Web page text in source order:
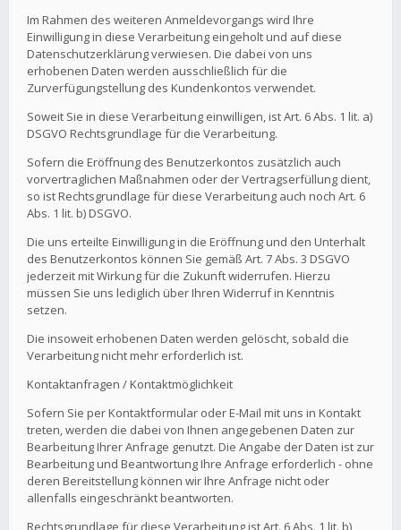
Im Rahmen des weiteren Anmeldevorgangs wird Ihre
Einwilligung in diese Verarbeitung eingeholt und auf diese
Datenschutzerklärung verwiesen. Die dabei von uns
erhobenen Daten werden ausschließlich für die
Zurverfügungstellung des Kundenkontos verwendet.
Soweit Sie in diese Verarbeitung einwilligen, ist Art. 6 Abs. 1 lit. a)
DSGVO Rechtsgrundlage für die Verarbeitung.
Sofern die Eröffnung des Benutzerkontos zusätzlich auch
vorvertraglichen Maßnahmen oder der Vertragserfüllung dient,
so ist Rechtsgrundlage für diese Verarbeitung auch noch Art. 6
Abs. 1 lit. b) DSGVO.
Die uns erteilte Einwilligung in die Eröffnung und den Unterhalt
des Benutzerkontos können Sie gemäß Art. 7 Abs. 3 DSGVO
jederzeit mit Wirkung für die Zukunft widerrufen. Hierzu
müssen Sie uns lediglich über Ihren Widerruf in Kenntnis
setzen.
Die insoweit erhobenen Daten werden gelöscht, sobald die
Verarbeitung nicht mehr erforderlich ist.
Kontaktanfragen / Kontaktmöglichkeit
Sofern Sie per Kontaktformular oder E-Mail mit uns in Kontakt
treten, werden die dabei von Ihnen angegebenen Daten zur
Bearbeitung Ihrer Anfrage genutzt. Die Angabe der Daten ist zur
Bearbeitung und Beantwortung Ihre Anfrage erforderlich - ohne
deren Bereitstellung können wir Ihre Anfrage nicht oder
allenfalls eingeschränkt beantworten.
Rechtsgrundlage für diese Verarbeitung ist Art. 6 Abs. 1 lit. b)